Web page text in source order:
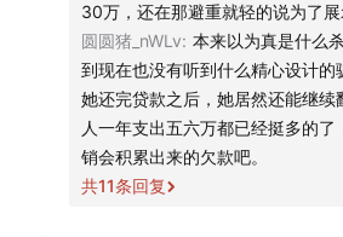
过去几年，很多关于房子的共识都在
以前总觉得，房子是安全感、是资产
里扎根的证明。但这两年，越来越
我到底还要不要买房？要不要卖掉？
30万，还在那避重就轻的说为了
圆圆猪_nWLv: 本来以为真是什么
到现在也没有听到什么精心设计的
她还完贷款之后，她居然还能继续
人一年支出五六万都已经挺多的
销会积累出来的欠款吧。
共11条回复